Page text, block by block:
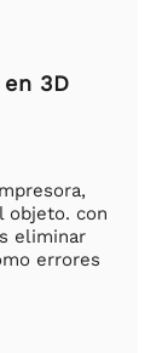
3D
objeto. con
eliminar
errores